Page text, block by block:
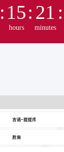
: 15
hours
: 21
minutes
: